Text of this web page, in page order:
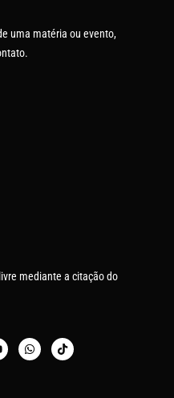
uma matéria ou evento,
mediante a citação do